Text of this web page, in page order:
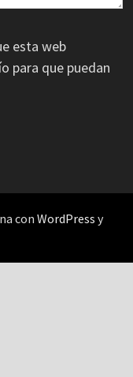
esta web
para que puedan
con WordPress y